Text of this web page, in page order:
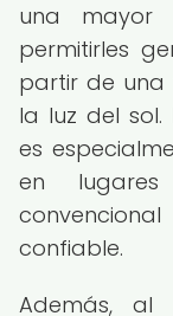
una mayor
permitirles
partir de una
la luz del sol.
es
en
confiable.
Además, al